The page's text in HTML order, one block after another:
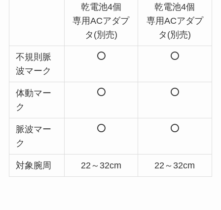
乾電池4個
専用ACアダプ
タ(別売)
乾電池4個
専用ACアダプ
タ(別売)
不規則脈
波マーク
体動マー
ク
脈波マー
ク
対象腕周 22～32cm 22～32cm